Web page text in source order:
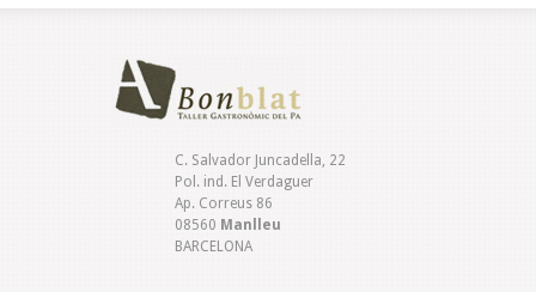
C. Salvador Juncadella, 22
Pol. ind. El Verdaguer
Ap. Correus 86
08560 Manlleu
BARCELONA